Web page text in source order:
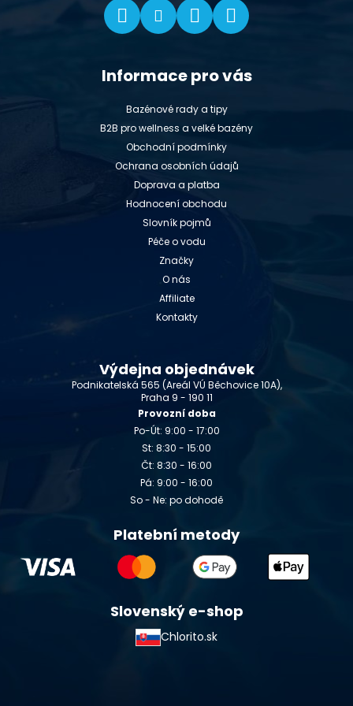
Informace pro vás
Bazénové rady a tipy
B2B pro wellness a velké bazény
Obchodní podmínky
Ochrana osobních údajů
Doprava a platba
Hodnocení obchodu
Slovník pojmů
Péče o vodu
Značky
O nás
Affiliate
Kontakty
Výdejna objednávek
Podnikatelská 565 (Areál VÚ Běchovice 10A),
Praha 9 - 190 11
Provozní doba
Po-Út: 9:00 - 17:00
St: 8:30 - 15:00
Čt: 8:30 - 16:00
Pá: 9:00 - 16:00
So - Ne: po dohodě
Platební metody
Slovenský e-shop
Chlorito.sk